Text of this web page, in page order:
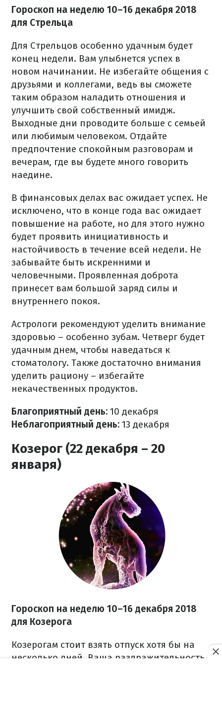
Гороскоп на неделю 10–16 декабря 2018
для Стрельца
Для Стрельцов особенно удачным будет
конец недели. Вам улыбнется успех в
новом начинании. Не избегайте общения с
друзьями и коллегами, ведь вы сможете
таким образом наладить отношения и
улучшить свой собственный имидж.
Выходные дни проводите больше с семьей
или любимым человеком. Отдайте
предпочтение спокойным разговорам и
вечерам, где вы будете много говорить
наедине.
В финансовых делах вас ожидает успех. Не
исключено, что в конце года вас ожидает
повышение на работе, но для этого нужно
будет проявить инициативность и
настойчивость в течение всей недели. Не
забывайте быть искренними и
человечными. Проявленная доброта
принесет вам большой заряд силы и
внутреннего покоя.
Астрологи рекомендуют уделить внимание
здоровью – особенно зубам. Четверг будет
удачным днем, чтобы наведаться к
стоматологу. Также достаточно внимания
уделить рациону – избегайте
некачественных продуктов.
Благоприятный день: 10 декабря
Неблагоприятный день: 13 декабря
Козерог (22 декабря – 20
января)
Гороскоп на неделю 10–16 декабря 2018
для Козерога
Козерогам стоит взять отпуск хотя бы на
несколько дней. Ваша раздражительность